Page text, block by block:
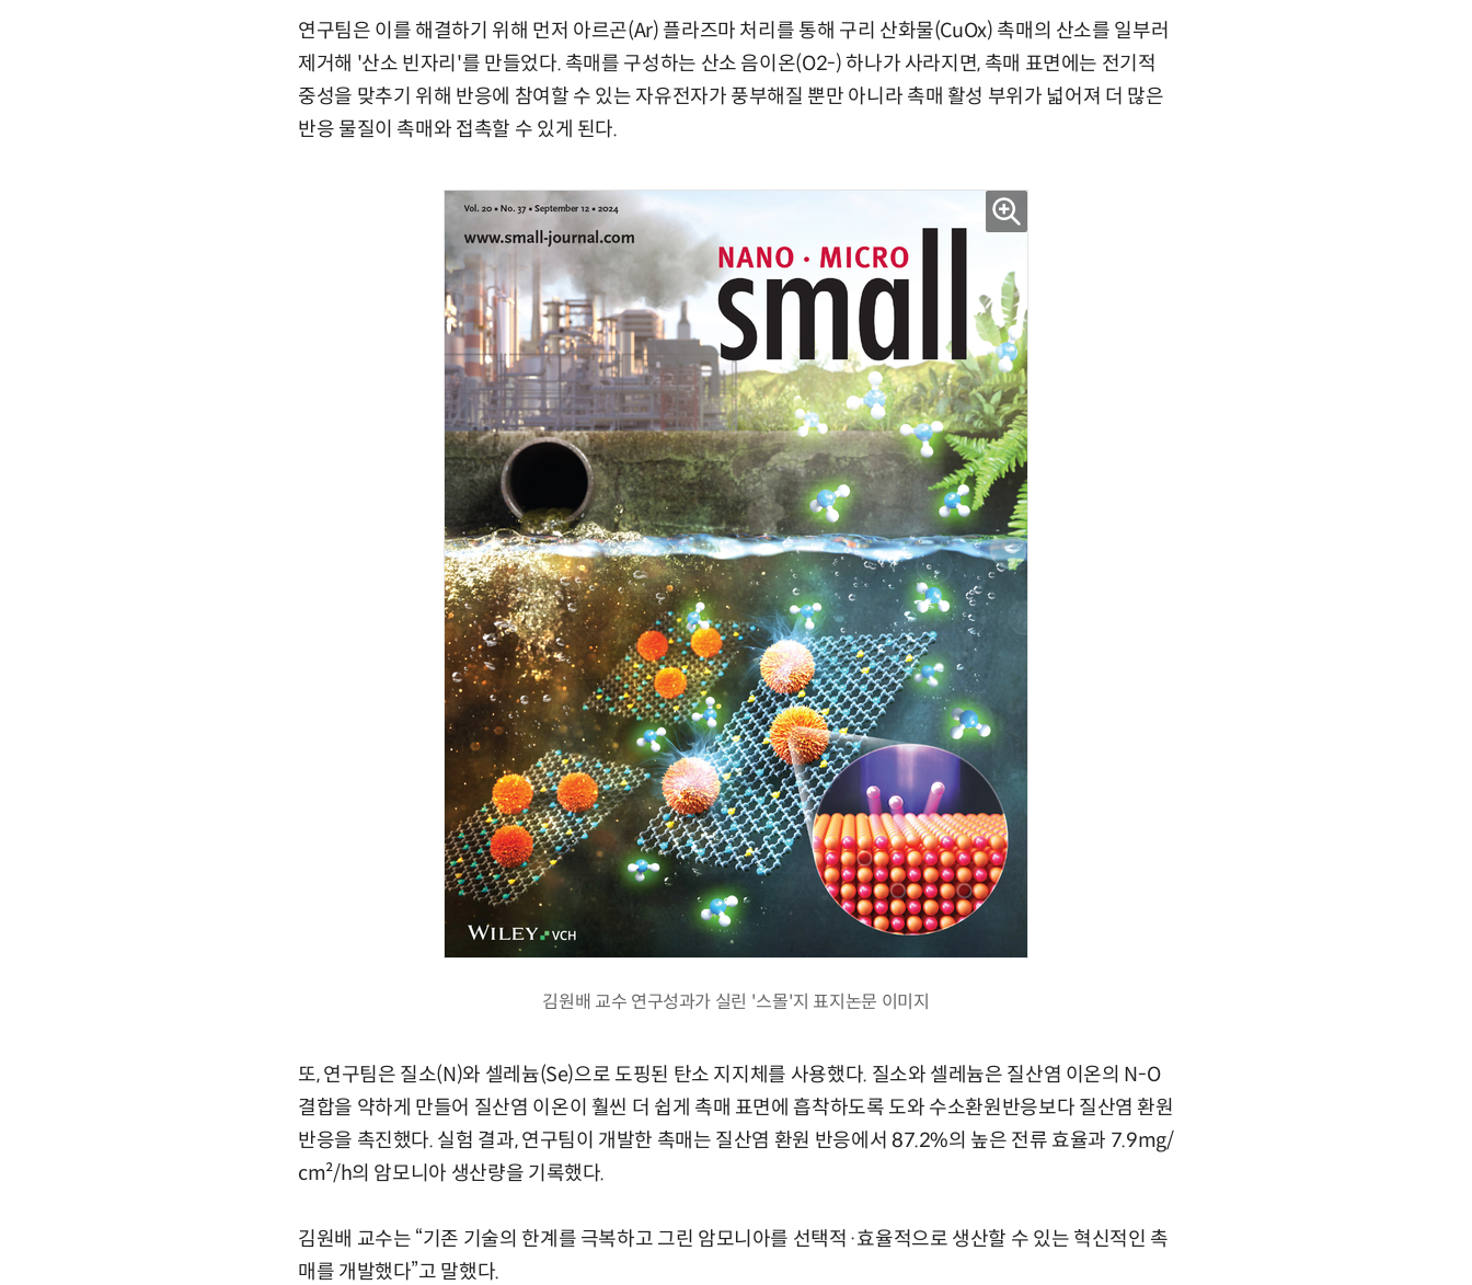
연구팀은 이를 해결하기 위해 먼저 아르곤(Ar) 플라즈마 처리를 통해 구리 산화물(CuOx) 촉매의 산소를 일부러
제거해 '산소 빈자리'를 만들었다. 촉매를 구성하는 산소 음이온(O2-) 하나가 사라지면, 촉매 표면에는 전기적
중성을 맞추기 위해 반응에 참여할 수 있는 자유전자가 풍부해질 뿐만 아니라 촉매 활성 부위가 넓어져 더 많은
반응 물질이 촉매와 접촉할 수 있게 된다.
김원배 교수 연구성과가 실린 '스몰'지 표지논문 이미지
또, 연구팀은 질소(N)와 셀레늄(Se)으로 도핑된 탄소 지지체를 사용했다. 질소와 셀레늄은 질산염 이온의 N-O
결합을 약하게 만들어 질산염 이온이 훨씬 더 쉽게 촉매 표면에 흡착하도록 도와 수소환원반응보다 질산염 환원
반응을 촉진했다. 실험 결과, 연구팀이 개발한 촉매는 질산염 환원 반응에서 87.2%의 높은 전류 효율과 7.9mg/
cm²/h의 암모니아 생산량을 기록했다.
김원배 교수는 “기존 기술의 한계를 극복하고 그린 암모니아를 선택적·효율적으로 생산할 수 있는 혁신적인 촉
매를 개발했다”고 말했다.